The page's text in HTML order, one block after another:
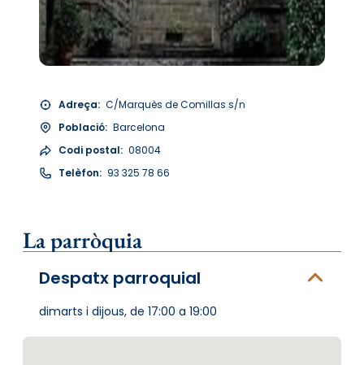
Adreça: C/Marquès de Comillas s/n
Població: Barcelona
Codi postal: 08004
Telèfon: 93 325 78 66
La parròquia
Despatx parroquial
dimarts i dijous, de 17:00 a 19:00